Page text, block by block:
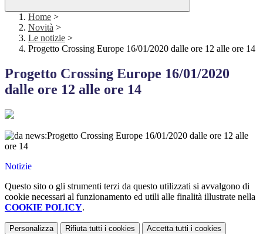
Home >
Novità >
Le notizie >
Progetto Crossing Europe 16/01/2020 dalle ore 12 alle ore 14
Progetto Crossing Europe 16/01/2020
dalle ore 12 alle ore 14
Notizie
Questo sito o gli strumenti terzi da questo utilizzati si avvalgono di
cookie necessari al funzionamento ed utili alle finalità illustrate nella
COOKIE POLICY.
Personalizza Rifiuta tutti i cookies Accetta tutti i cookies